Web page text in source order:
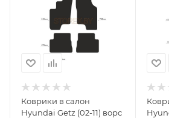
Коврики в салон
Hyundai Getz (02-11) ворс